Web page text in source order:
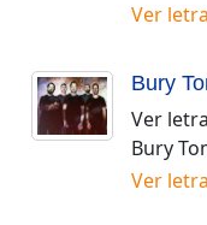
Ver
Bury
Ver
Bury
Ver